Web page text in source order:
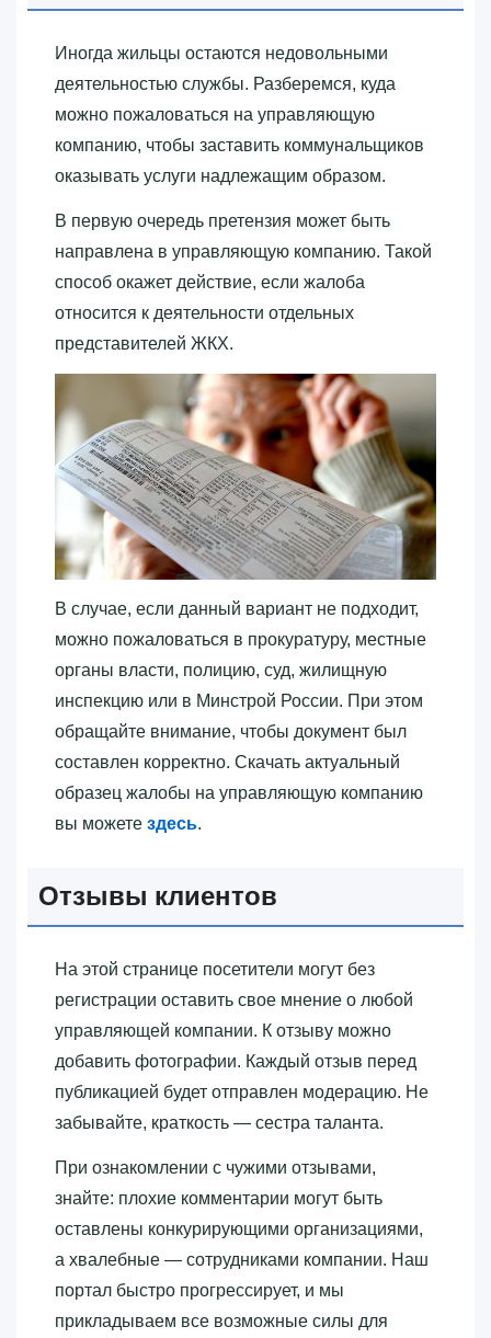
Иногда жильцы остаются недовольными
деятельностью службы. Разберемся, куда
можно пожаловаться на управляющую
компанию, чтобы заставить коммунальщиков
оказывать услуги надлежащим образом.
В первую очередь претензия может быть
направлена в управляющую компанию. Такой
способ окажет действие, если жалоба
относится к деятельности отдельных
представителей ЖКХ.
В случае, если данный вариант не подходит,
можно пожаловаться в прокуратуру, местные
органы власти, полицию, суд, жилищную
инспекцию или в Минстрой России. При этом
обращайте внимание, чтобы документ был
составлен корректно. Скачать актуальный
образец жалобы на управляющую компанию
вы можете здесь.
Отзывы клиентов
На этой странице посетители могут без
регистрации оставить свое мнение о любой
управляющей компании. К отзыву можно
добавить фотографии. Каждый отзыв перед
публикацией будет отправлен модерацию. Не
забывайте, краткость — сестра таланта.
При ознакомлении с чужими отзывами,
знайте: плохие комментарии могут быть
оставлены конкурирующими организациями,
а хвалебные — сотрудниками компании. Наш
портал быстро прогрессирует, и мы
прикладываем все возможные силы для